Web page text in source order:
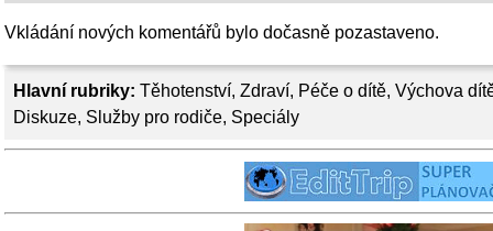
Hlavní rubriky: Těhotenství, Zdraví, Péče o dítě, Výchova
Diskuze, Služby pro rodiče, Speciály
Vkládání nových komentářů bylo dočasně pozastaveno.